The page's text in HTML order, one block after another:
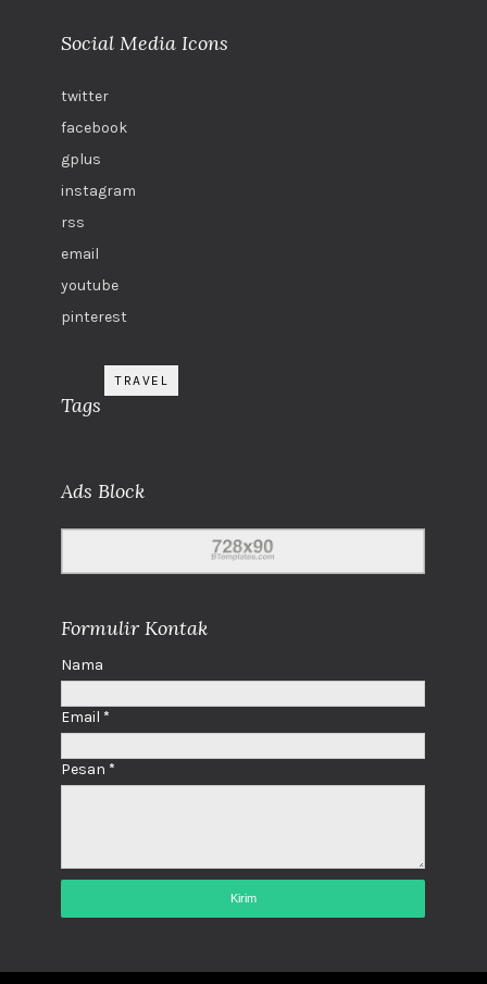
Social Media Icons
twitter
facebook
gplus
instagram
rss
email
youtube
pinterest
Tags
TRAVEL
Ads Block
Formulir Kontak
Nama
Email *
Pesan *